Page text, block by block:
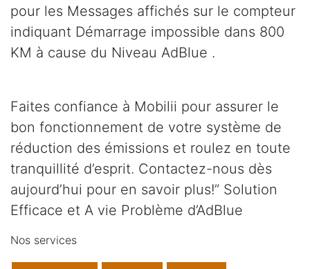
pour les Messages affichés sur le compteur
indiquant Démarrage impossible dans 800
KM à cause du Niveau AdBlue .
Faites confiance à Mobilii pour assurer le
bon fonctionnement de votre système de
réduction des émissions et roulez en toute
tranquillité d’esprit. Contactez-nous dès
aujourd’hui pour en savoir plus!” Solution
Efficace et A vie Problème d’AdBlue
Nos services